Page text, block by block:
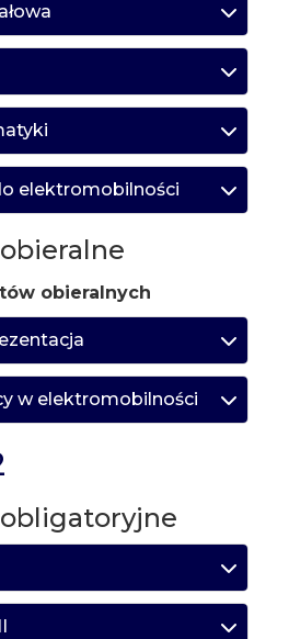
elektromobilności
obieralnych
w elektromobilności